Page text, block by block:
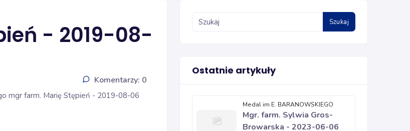
- 2019-08-
Komentarzy: 0
mgr farm. Marię Stępień - 2019-08-06
Szukaj
Ostatnie artykuły
Medal im E. BARANOWSKIEGO
Mgr. farm. Sylwia Gros-
Browarska - 2023-06-06